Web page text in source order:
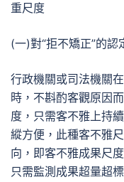
重尺度
(一)對“拒不矯正”的
行政機關或司法機關
時，不斟酌客觀原因
度，只需客不雅上持
縱方便，此種客不雅
向，即客不雅成果尺
只需監測成果超量超